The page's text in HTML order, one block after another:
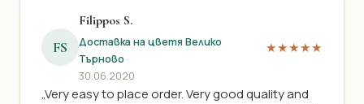
FS
Filippos S.
Доставка на цветя Велико
Търново ·
30.06.2020
★★★★★
„Very easy to place order. Very good quality and